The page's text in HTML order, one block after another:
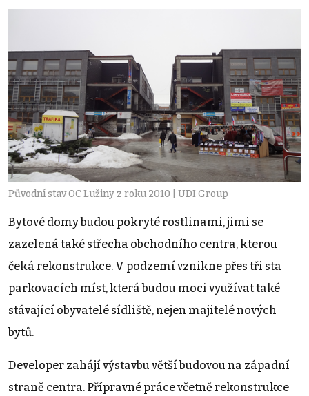
Původní stav OC Lužiny z roku 2010 | UDI Group
Bytové domy budou pokryté rostlinami, jimi se
zazelená také střecha obchodního centra, kterou
čeká rekonstrukce. V podzemí vznikne přes tři sta
parkovacích míst, která budou moci využívat také
stávající obyvatelé sídliště, nejen majitelé nových
bytů.
Developer zahájí výstavbu větší budovou na západní
straně centra. Přípravné práce včetně rekonstrukce